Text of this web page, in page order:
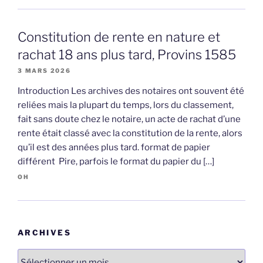
Constitution de rente en nature et
rachat 18 ans plus tard, Provins 1585
3 MARS 2026
Introduction Les archives des notaires ont souvent été
reliées mais la plupart du temps, lors du classement,
fait sans doute chez le notaire, un acte de rachat d’une
rente était classé avec la constitution de la rente, alors
qu’il est des années plus tard. format de papier
différent Pire, parfois le format du papier du […]
OH
ARCHIVES